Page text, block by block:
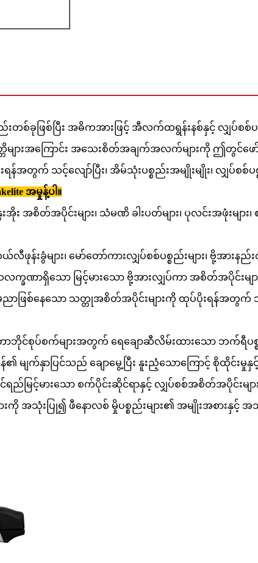
းတစ်ခုဖြစ်ပြီး အဓိကအားဖြင့် အီလက်ထရွန်းနစ်နှင့် လျှပ်စ
တိများအကြောင်း အသေးစိတ်အချက်အလက်များကို ဤတွင်ဖေ
န်အတွက် သင့်လျော်ပြီး၊ အိမ်သုံးပစ္စည်းအမျိုးမျိုး၊ လျှပ်
အမှုန့်ပါ။
းအိုး အစိတ်အပိုင်းများ၊ သံမဏိ ခါးပတ်များ၊ ပုလင်းအဖုံးမျာ
ယ်လီဖုန်းခွံများ၊ မော်တော်ကားလျှပ်စစ်ပစ္စည်းများ၊ ဗို့အ
က္ခဏာရှိသော မြင့်မားသော ဗို့အားလျှပ်ကာ အစိတ်အပိုင်း
ညာဖြစ်နေသော သတ္တုအစိတ်အပိုင်းများကို ထုပ်ပိုးရန်အတွ
ာဘိုင်စုပ်စက်များအတွက် ရေချောဆီလိမ်းထားသော ဘက်ရီပစ္
မျက်နှာပြင်သည် ချောမွေ့ပြီး နူးညံ့သောကြောင့် စိုထိုင်း
ည်မြင့်မားသော စက်ပိုင်းဆိုင်ရာနှင့် လျှပ်စစ်အစိတ်အပိုင်းမ
ားကို အသုံးပြု၍ ဖီနောလစ် မှိုပစ္စည်းများ၏ အမျိုးအစားနှင့်